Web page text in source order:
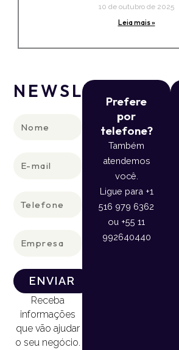
10 de outubro de 2025
Leia mais »
NEWSLETTER
ENVIAR
Receba
informações
que vão ajudar
o seu negócio.
Prefere
por
telefone?
Também
atendemos
você.
Ligue para +1
516 979 6362
ou +55 11
992640440